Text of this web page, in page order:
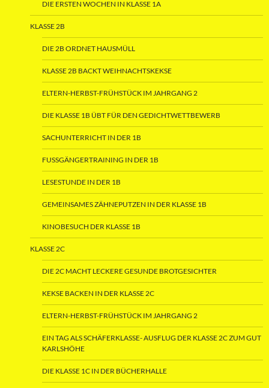
DIE ERSTEN WOCHEN IN KLASSE 1A
KLASSE 2B
DIE 2B ORDNET HAUSMÜLL
KLASSE 2B BACKT WEIHNACHTSKEKSE
ELTERN-HERBST-FRÜHSTÜCK IM JAHRGANG 2
DIE KLASSE 1B ÜBT FÜR DEN GEDICHTWETTBEWERB
SACHUNTERRICHT IN DER 1B
FUSSGÄNGERTRAINING IN DER 1B
LESESTUNDE IN DER 1B
GEMEINSAMES ZÄHNEPUTZEN IN DER KLASSE 1B
KINOBESUCH DER KLASSE 1B
KLASSE 2C
DIE 2C MACHT LECKERE GESUNDE BROTGESICHTER
KEKSE BACKEN IN DER KLASSE 2C
ELTERN-HERBST-FRÜHSTÜCK IM JAHRGANG 2
EIN TAG ALS SCHÄFERKLASSE- AUSFLUG DER KLASSE 2C ZUM GUT
KARLSHÖHE
DIE KLASSE 1C IN DER BÜCHERHALLE